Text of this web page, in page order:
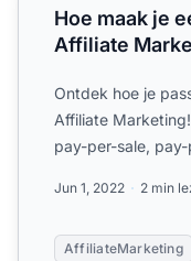
Hoe maak je
Affiliate
Ontdek hoe je
Affiliate
pay-per-sale,
Jun 1, 2022 2 min
AffiliateMarketing